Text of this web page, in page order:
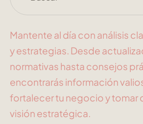
Mantente al día con análisis
y estrategias. Desde
normativas hasta consejos
encontrarás información
fortalecer tu negocio y tomar
visión estratégica.